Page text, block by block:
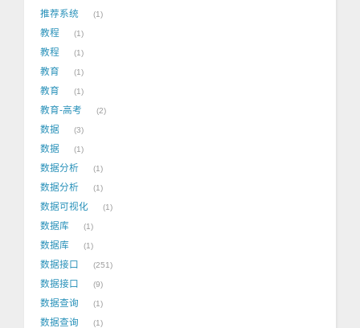
推荐系统 1
教程 1
教程 1
教育 1
教育 1
教育-高考 2
数据 3
数据 1
数据分析 1
数据分析 1
数据可视化 1
数据库 1
数据库 1
数据接口 251
数据接口 9
数据查询 1
数据查询 1